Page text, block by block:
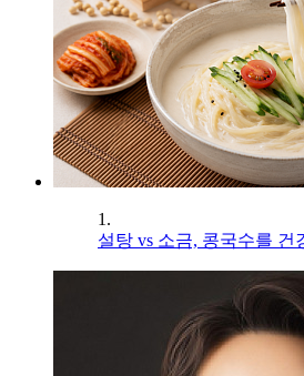
1.
설탕 vs 소금, 콩국수를 건